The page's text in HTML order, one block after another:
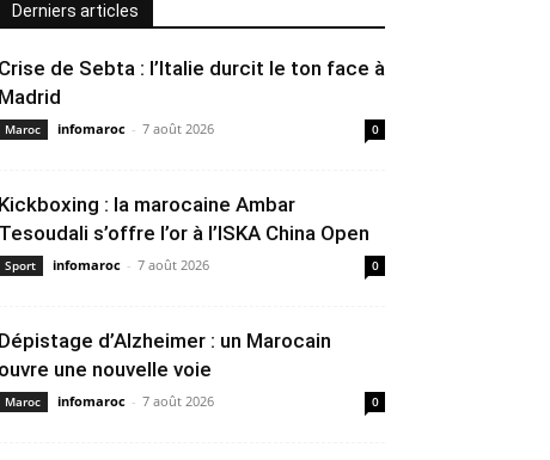
Derniers articles
Crise de Sebta : l’Italie durcit le ton face à
Madrid
Maroc infomaroc - 7 août 2026 0
Kickboxing : la marocaine Ambar
Tesoudali s’offre l’or à l’ISKA China Open
Sport infomaroc - 7 août 2026 0
Dépistage d’Alzheimer : un Marocain
ouvre une nouvelle voie
Maroc infomaroc - 7 août 2026 0